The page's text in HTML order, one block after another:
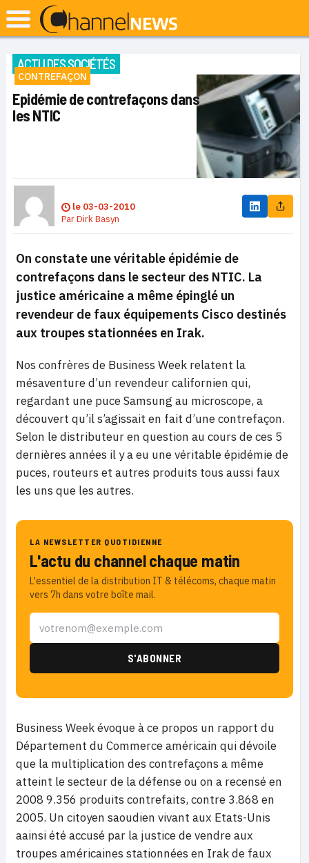
ACTU DES SOCIÉTÉS
CONTREFAÇON
Epidémie de contrefaçons dans
les NTIC
le 03-03-2010
ParDirk Basyn
On constate une véritable épidémie de
contrefaçons dans le secteur des NTIC. La
justice américaine a même épinglé un
revendeur de faux équipements Cisco destinés
aux troupes stationnées en Irak.
Nos confrères de Business Week relatent la
mésaventure d’un revendeur californien qui,
regardant une puce Samsung au microscope, a
découvert qu’il s’agissait en fait d’une contrefaçon.
Selon le distributeur en question au cours de ces 5
dernières années il y a eu une véritable épidémie de
puces, routeurs et autres produits tous aussi faux
les uns que les autres.
LA NEWSLETTER QUOTIDIENNE
L'actu du channel chaque matin
L'essentiel de la distribution IT & télécoms, chaque matin
vers 7h dans votre boîte mail.
Business Week évoque à ce propos un rapport du
Département du Commerce américain qui dévoile
que la multiplication des contrefaçons a même
atteint le secteur de la défense ou on a recensé en
2008 9.356 produits contrefaits, contre 3.868 en
2005. Un citoyen saoudien vivant aux Etats-Unis
aainsi été accusé par la justice de vendre aux
troupes américaines stationnées en Irak de faux